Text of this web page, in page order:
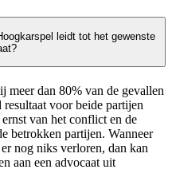
leidt tot het gewenste
dan 80% van de gevallen
voor beide partijen
van het conflict en de
betrokken partijen. Wanneer
nog niks verloren, dan kan
aan een advocaat uit